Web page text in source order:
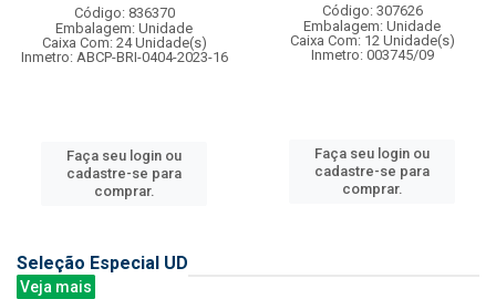
Código: 836370
Embalagem: Unidade
Caixa Com: 24 Unidade(s)
Inmetro: ABCP-BRI-0404-2023-16
Faça seu login ou
cadastre-se para
comprar.
Código: 307626
Embalagem: Unidade
Caixa Com: 12 Unidade(s)
Inmetro: 003745/09
Faça seu login ou
cadastre-se para
comprar.
Seleção Especial UD
Veja mais